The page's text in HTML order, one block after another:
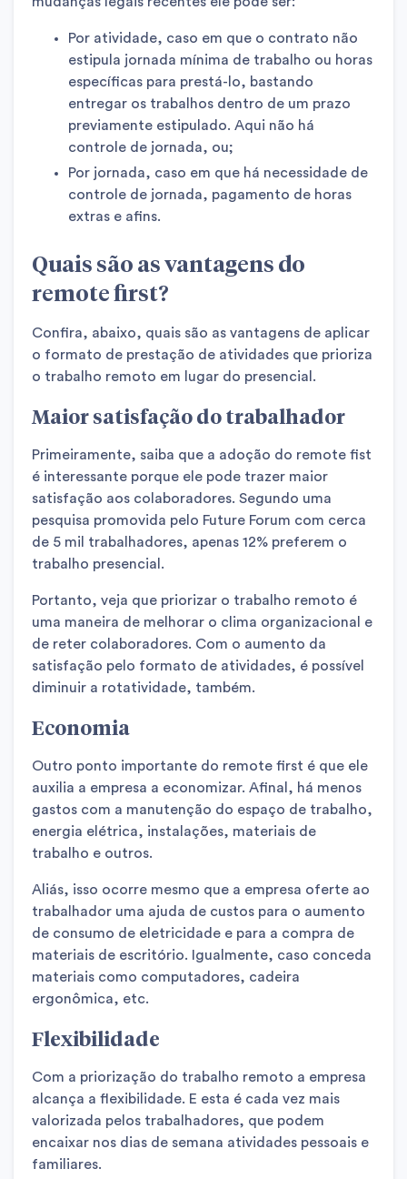
Por atividade, caso em que o contrato não
estipula jornada mínima de trabalho ou horas
específicas para prestá-lo, bastando
entregar os trabalhos dentro de um prazo
previamente estipulado. Aqui não há
controle de jornada, ou;
Por jornada, caso em que há necessidade de
controle de jornada, pagamento de horas
extras e afins.
Quais são as vantagens do
remote first?
Confira, abaixo, quais são as vantagens de aplicar
o formato de prestação de atividades que prioriza
o trabalho remoto em lugar do presencial.
Maior satisfação do trabalhador
Primeiramente, saiba que a adoção do remote fist
é interessante porque ele pode trazer maior
satisfação aos colaboradores. Segundo uma
pesquisa promovida pelo Future Forum com cerca
de 5 mil trabalhadores, apenas 12% preferem o
trabalho presencial.
Portanto, veja que priorizar o trabalho remoto é
uma maneira de melhorar o clima organizacional e
de reter colaboradores. Com o aumento da
satisfação pelo formato de atividades, é possível
diminuir a rotatividade, também.
Economia
Outro ponto importante do remote first é que ele
auxilia a empresa a economizar. Afinal, há menos
gastos com a manutenção do espaço de trabalho,
energia elétrica, instalações, materiais de
trabalho e outros.
Aliás, isso ocorre mesmo que a empresa oferte ao
trabalhador uma ajuda de custos para o aumento
de consumo de eletricidade e para a compra de
materiais de escritório. Igualmente, caso conceda
materiais como computadores, cadeira
ergonômica, etc.
Flexibilidade
Com a priorização do trabalho remoto a empresa
alcança a flexibilidade. E esta é cada vez mais
valorizada pelos trabalhadores, que podem
encaixar nos dias de semana atividades pessoais e
familiares.